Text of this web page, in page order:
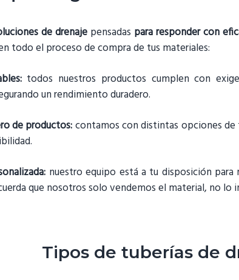
de drenaje pensadas para responder con
todo el proceso de compra de tus materiales:
todos nuestros productos cumplen con
un rendimiento duradero.
de productos:contamos con distintas opciones de
nuestro equipo está a tu disposición
que nosotros solo vendemos el material, no lo
Tipos de tuberías de